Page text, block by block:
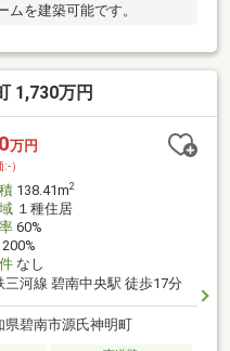
を建築可能です。
1,730万円
万円
）
138.41m2
１種住居
60%
なし
三河線 碧南中央駅 徒歩17分
県碧南市源氏神明町